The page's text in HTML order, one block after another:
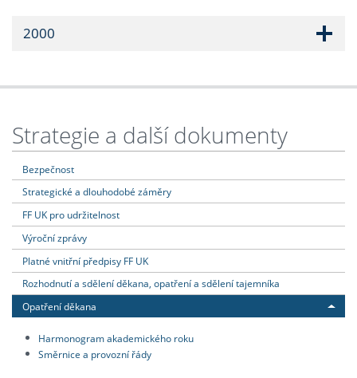
2000
Strategie a další dokumenty
Bezpečnost
Strategické a dlouhodobé záměry
FF UK pro udržitelnost
Výroční zprávy
Platné vnitřní předpisy FF UK
Rozhodnutí a sdělení děkana, opatření a sdělení tajemníka
Opatření děkana
Harmonogram akademického roku
Směrnice a provozní řády